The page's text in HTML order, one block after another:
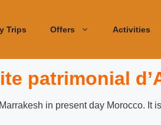
Trips Offers Activities
patrimonial